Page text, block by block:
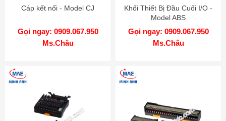
Cáp kết nối - Model CJ
Gọi ngay: 0909.067.950
Ms.Châu
Khối Thiết Bị Đầu Cuối I/O -
Model ABS
Gọi ngay: 0909.067.950
Ms.Châu